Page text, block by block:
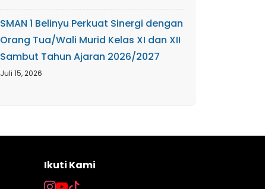
SMAN 1 Belinyu Perkuat Sinergi dengan
Orang Tua/Wali Murid Kelas XI dan XII
Sambut Tahun Ajaran 2026/2027
Juli 15, 2026
Ikuti Kami